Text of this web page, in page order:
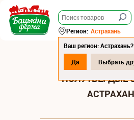
Регион: Астрахань
Ваш регион: Астрахань?
Да
Выбрать
ПОЛУТВЕРДЫЕ